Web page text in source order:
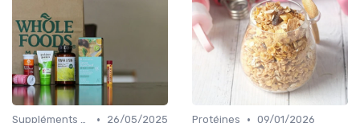
Suppléments à base de plantes •
26/05/2025
Protéines • 09/01/2026